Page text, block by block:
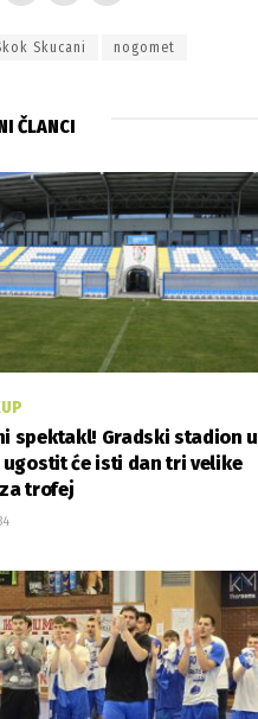
Skucani nogomet
ČLANCI
spektakl! Gradski stadion u
ugostit će isti dan tri velike
trofej